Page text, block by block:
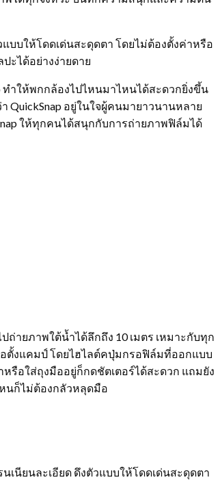
บบให้โดดเด่นสะดุดตา โดยไม่ต้องตั้งค่าหรือ
ะได้อย่างง่ายดาย
ทำให้พกกล้องไปไหนมาไหนได้สะดวกยิ่งขึ้น
QuickSnap อยู่ในใจผู้คนมายาวนานหลาย
ให้ทุกคนได้สนุกกับการถ่ายภาพฟิล์มได้
ถ่ายภาพใต้น้ำได้ลึกถึง 10 เมตร เหมาะกับทุก
ตั้งแคมป์ โดยไฮไลต์คปุ่มกรอฟิล์มที่ออกแบบ
อใส่ถุงมืออยู่ก็กดชัตเตอร์ได้สะดวก แถมยัง
หนก็ไม่ต้องกลัวหลุดมือ
เนียนละเอียด ดึงตัวแบบให้โดดเด่นสะดุดตา